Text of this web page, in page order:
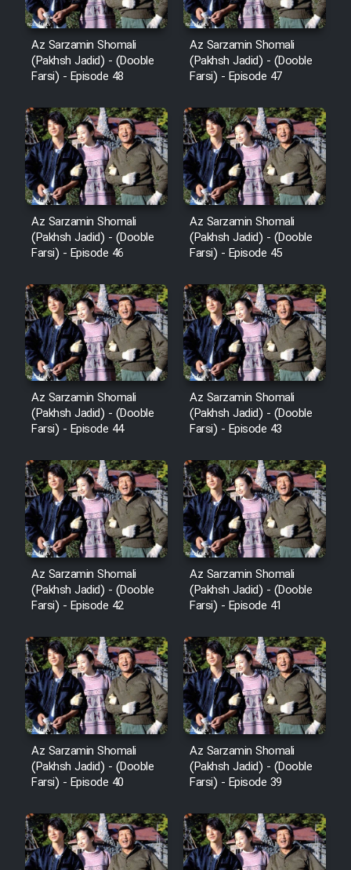
Az Sarzamin Shomali
(Pakhsh Jadid) - (Dooble
Farsi) - Episode 48
Az Sarzamin Shomali
(Pakhsh Jadid) - (Dooble
Farsi) - Episode 47
Az Sarzamin Shomali
(Pakhsh Jadid) - (Dooble
Farsi) - Episode 46
Az Sarzamin Shomali
(Pakhsh Jadid) - (Dooble
Farsi) - Episode 45
Az Sarzamin Shomali
(Pakhsh Jadid) - (Dooble
Farsi) - Episode 44
Az Sarzamin Shomali
(Pakhsh Jadid) - (Dooble
Farsi) - Episode 43
Az Sarzamin Shomali
(Pakhsh Jadid) - (Dooble
Farsi) - Episode 42
Az Sarzamin Shomali
(Pakhsh Jadid) - (Dooble
Farsi) - Episode 41
Az Sarzamin Shomali
(Pakhsh Jadid) - (Dooble
Farsi) - Episode 40
Az Sarzamin Shomali
(Pakhsh Jadid) - (Dooble
Farsi) - Episode 39